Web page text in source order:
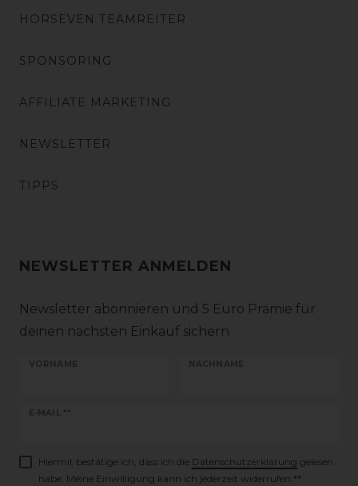
HORSEVEN TEAMREITER
SPONSORING
AFFILIATE MARKETING
NEWSLETTER
TIPPS
NEWSLETTER ANMELDEN
Newsletter abonnieren und 5 Euro Prämie für
deinen nächsten Einkauf sichern
VORNAME NACHNAME
E-MAIL **
Newsletter
Hiermit bestätige ich, dass ich die Daten­schutz­erklärung gelesen
habe. Meine Einwilligung kann ich jederzeit widerrufen.**